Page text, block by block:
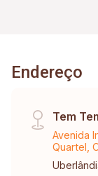
Endereço
Tem
Avenida
Quartel,